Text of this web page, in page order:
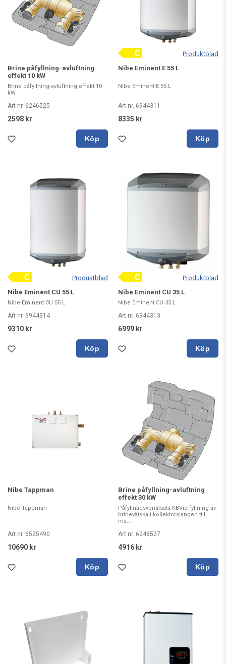
Brine påfyllning-avluftning
effekt 10 kW
Brine påfyllning-avluftning effekt 10
kW
Art nr. 6246525
2598 kr
Köp
Produktblad
Nibe Eminent E 55 L
Nibe Eminent E 55 L
Art nr. 6944311
8335 kr
Köp
Produktblad
Nibe Eminent CU 55 L
Nibe Eminent CU 55 L
Art nr. 6944314
9310 kr
Köp
Produktblad
Nibe Eminent CU 35 L
Nibe Eminent CU 35 L
Art nr. 6944313
6999 kr
Köp
Nibe Tappman
Nibe Tappman
Art nr. 6525490
10690 kr
Köp
Brine påfyllning-avluftning
effekt 30 kW
Påfyllnadsventilsats KBVid fyllning av
brinevätska i kollektorslangen till
ma...
Art nr. 6246527
4916 kr
Köp